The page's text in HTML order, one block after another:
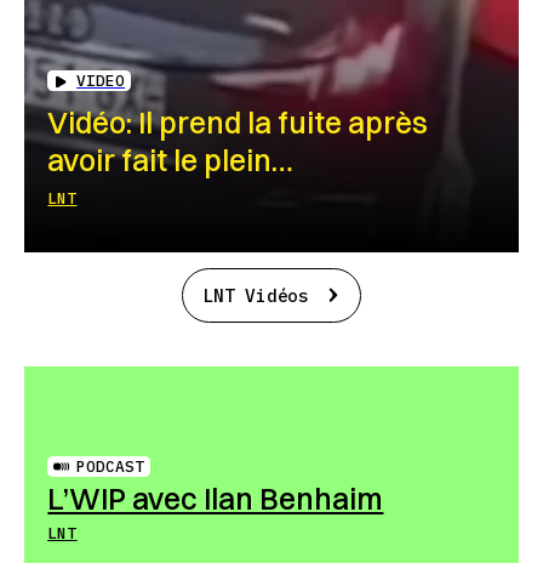
VIDEO
Vidéo: Il prend la fuite après
avoir fait le plein…
LNT
LNT Vidéos
PODCAST
L’WIP avec Ilan Benhaim
LNT